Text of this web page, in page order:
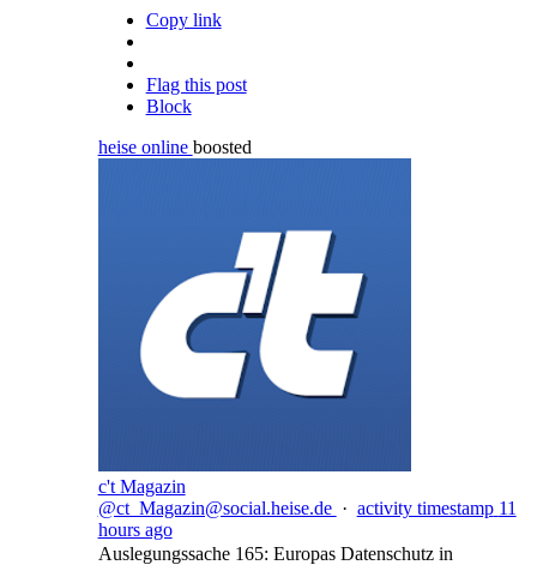
Copy link
Flag this post
Block
heise online boosted
c't Magazin
@ct_Magazin@social.heise.de · activity timestamp 11
hours ago
Auslegungssache 165: Europas Datenschutz in